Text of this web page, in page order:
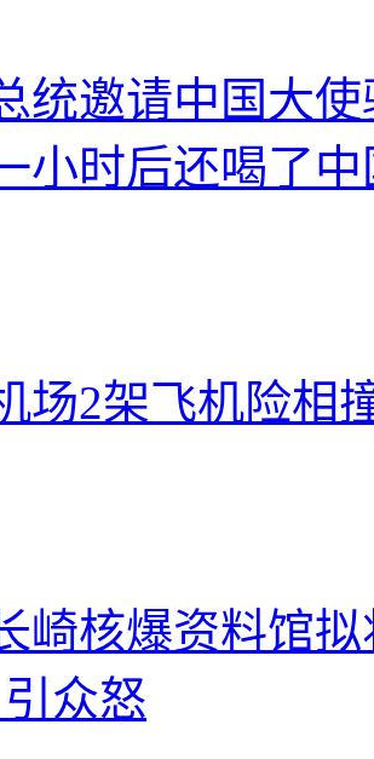
统邀请中国大
小时后还喝了
场2架飞机险相
崎核爆资料馆
众怒